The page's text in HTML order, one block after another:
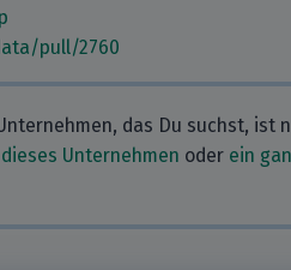
pull/2760
das Du suchst, ist
Unternehmen oder ein